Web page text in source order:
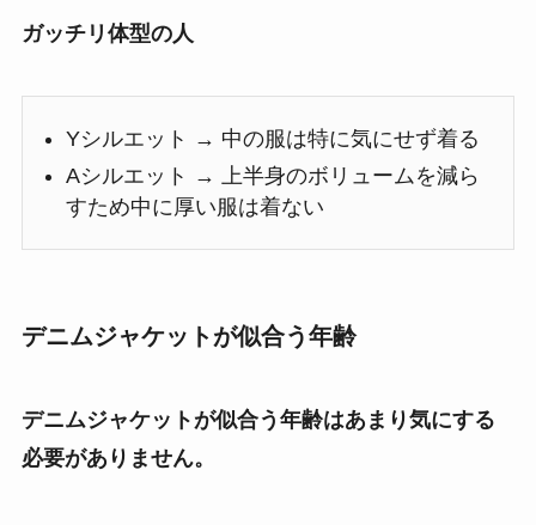
ガッチリ体型の人
Yシルエット → 中の服は特に気にせず着る
Aシルエット → 上半身のボリュームを減ら
すため中に厚い服は着ない
デニムジャケットが似合う年齢
デニムジャケットが似合う年齢はあまり気にする
必要がありません。